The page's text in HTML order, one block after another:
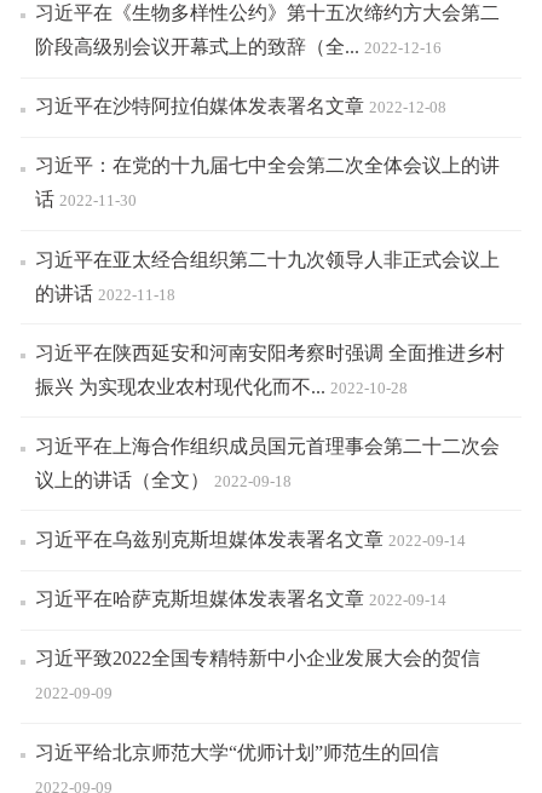
习近平在《生物多样性公约》第十五次缔约方大会第二
阶段高级别会议开幕式上的致辞（全... 2022-12-16
习近平在沙特阿拉伯媒体发表署名文章 2022-12-08
习近平：在党的十九届七中全会第二次全体会议上的讲
话 2022-11-30
习近平在亚太经合组织第二十九次领导人非正式会议上
的讲话 2022-11-18
习近平在陕西延安和河南安阳考察时强调 全面推进乡村
振兴 为实现农业农村现代化而不... 2022-10-28
习近平在上海合作组织成员国元首理事会第二十二次会
议上的讲话（全文）
2022-09-18
习近平在乌兹别克斯坦媒体发表署名文章 2022-09-14
习近平在哈萨克斯坦媒体发表署名文章 2022-09-14
习近平致2022全国专精特新中小企业发展大会的贺信
2022-09-09
习近平给北京师范大学“优师计划”师范生的回信
2022-09-09